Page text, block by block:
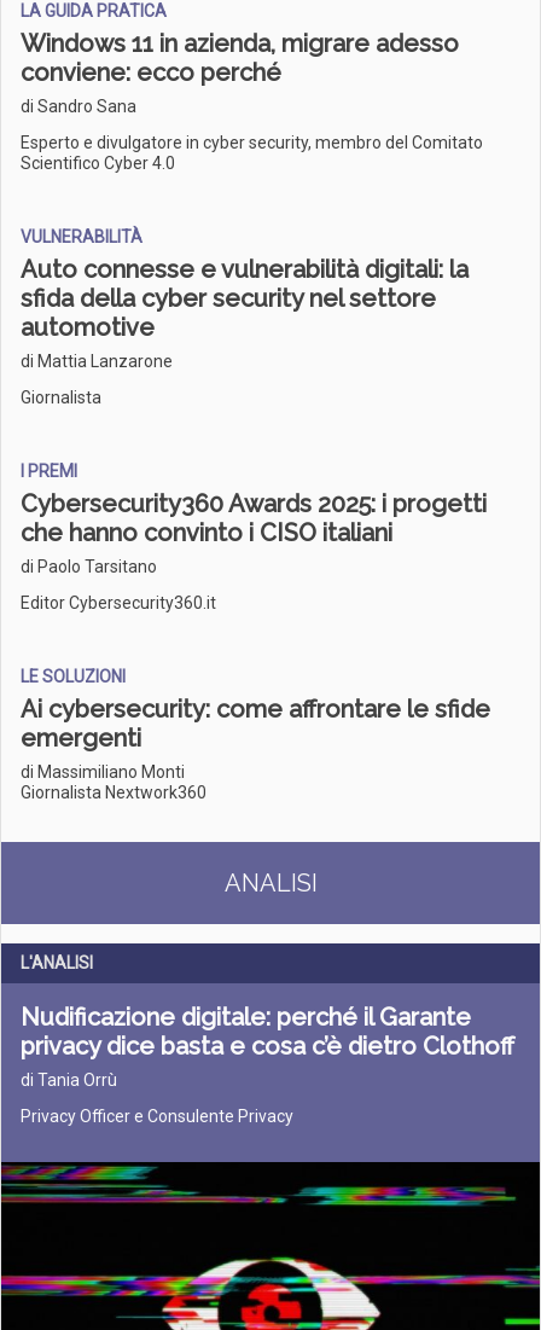
LA GUIDA PRATICA
Windows 11 in azienda, migrare adesso
conviene: ecco perché
di Sandro Sana
Esperto e divulgatore in cyber security, membro del Comitato
Scientifico Cyber 4.0
VULNERABILITÀ
Auto connesse e vulnerabilità digitali: la
sfida della cyber security nel settore
automotive
di Mattia Lanzarone
Giornalista
I PREMI
Cybersecurity360 Awards 2025: i progetti
che hanno convinto i CISO italiani
di Paolo Tarsitano
Editor Cybersecurity360.it
LE SOLUZIONI
Ai cybersecurity: come affrontare le sfide
emergenti
di Massimiliano Monti
Giornalista Nextwork360
ANALISI
L'ANALISI
Nudificazione digitale: perché il Garante
privacy dice basta e cosa c’è dietro Clothoff
di Tania Orrù
Privacy Officer e Consulente Privacy